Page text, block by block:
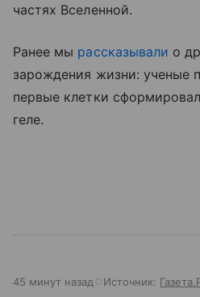
частях Вселенной.
Ранее мы рассказывали о
зарождения жизни: ученые
первые клетки
геле.
45 минут назад Источник: